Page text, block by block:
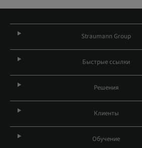
Straumann Group
Быстрые ссылки
Решения
Клиенты
Обучение